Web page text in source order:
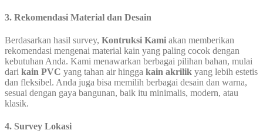
3. Rekomendasi Material dan Desain
Berdasarkan hasil survey, Kontruksi Kami akan memberikan
rekomendasi mengenai material kain yang paling cocok dengan
kebutuhan Anda. Kami menawarkan berbagai pilihan bahan, mulai
dari kain PVC yang tahan air hingga kain akrilik yang lebih estetis
dan fleksibel. Anda juga bisa memilih berbagai desain dan warna,
sesuai dengan gaya bangunan, baik itu minimalis, modern, atau
klasik.
4. Survey Lokasi